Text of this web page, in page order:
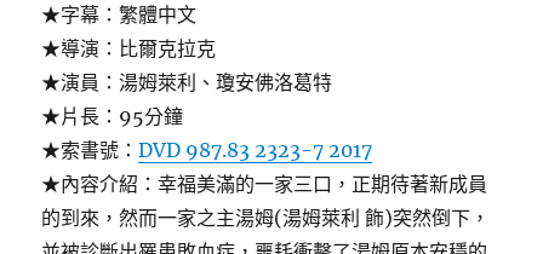
★字幕：繁體中文
★導演：比爾克拉克
★演員：湯姆萊利、瓊安佛洛葛特
★片長：95分鐘
★索書號：DVD 987.83 2323-7 2017
★內容介紹：幸福美滿的一家三口，正期待著新成員
的到來，然而一家之主湯姆(湯姆萊利 飾)突然倒下，